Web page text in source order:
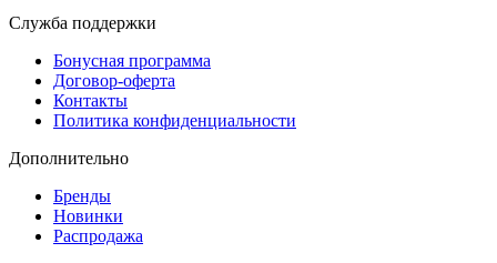
Служба поддержки
Бонусная программа
Договор-оферта
Контакты
Политика конфиденциальности
Дополнительно
Бренды
Новинки
Распродажа